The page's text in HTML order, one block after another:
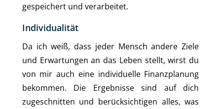
gespeichert und verarbeitet.
Individualität
Da ich weiß, dass jeder Mensch andere Ziele
und Erwartungen an das Leben stellt, wirst du
von mir auch eine individuelle Finanzplanung
bekommen. Die Ergebnisse sind auf dich
zugeschnitten und berücksichtigen alles, was